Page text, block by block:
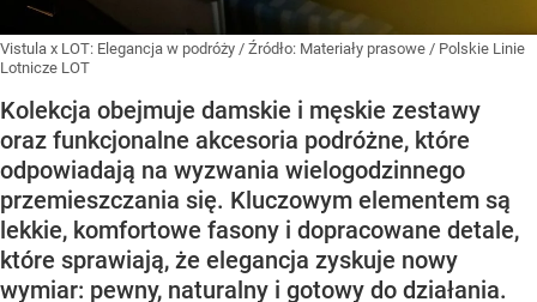
Vistula x LOT: Elegancja w podróży / Źródło: Materiały prasowe / Polskie Linie
Lotnicze LOT
Kolekcja obejmuje damskie i męskie zestawy
oraz funkcjonalne akcesoria podróżne, które
odpowiadają na wyzwania wielogodzinnego
przemieszczania się. Kluczowym elementem są
lekkie, komfortowe fasony i dopracowane detale,
które sprawiają, że elegancja zyskuje nowy
wymiar: pewny, naturalny i gotowy do działania.